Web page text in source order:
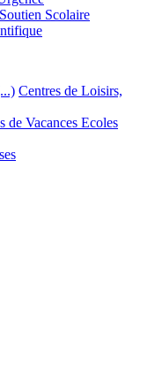
Scolaire
Centres de Loisirs,
de Vacances Ecoles